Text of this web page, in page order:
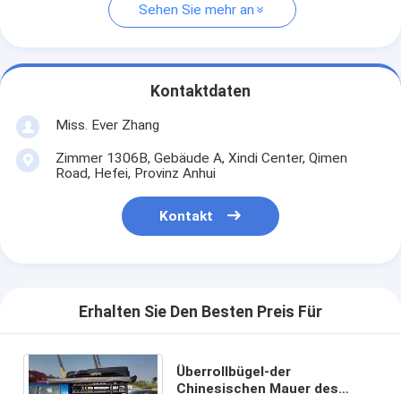
Sehen Sie mehr an
Kontaktdaten
Miss. Ever Zhang
Zimmer 1306B, Gebäude A, Xindi Center, Qimen
Road, Hefei, Provinz Anhui
Kontakt
Erhalten Sie Den Besten Preis Für
Überrollbügel-der
Chinesischen Mauer des